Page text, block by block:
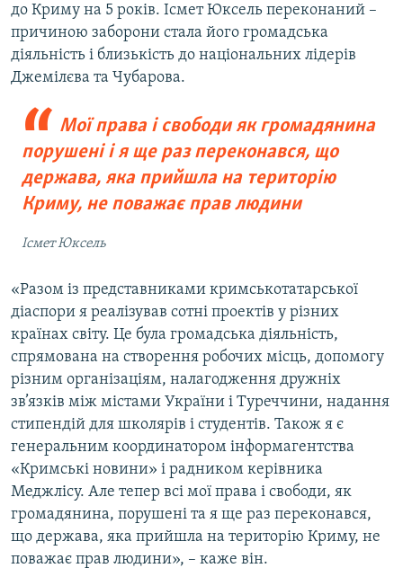
до Криму на 5 років. Ісмет Юксель переконаний –
причиною заборони стала його громадська
діяльність і близькість до національних лідерів
Джемілєва та Чубарова.
Мої права і свободи як громадянина
порушені і я ще раз переконався, що
держава, яка прийшла на територію
Криму, не поважає прав людини
Ісмет Юксель
«Разом із представниками кримськотатарської
діаспори я реалізував сотні проектів у різних
країнах світу. Це була громадська діяльність,
спрямована на створення робочих місць, допомогу
різним організаціям, налагодження дружніх
зв’язків між містами України і Туреччини, надання
стипендій для школярів і студентів. Також я є
генеральним координатором інформагентства
«Кримські новини» і радником керівника
Меджлісу. Але тепер всі мої права і свободи, як
громадянина, порушені та я ще раз переконався,
що держава, яка прийшла на територію Криму, не
поважає прав людини», – каже він.